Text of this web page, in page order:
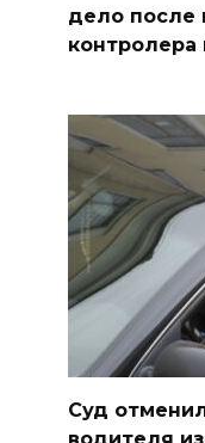
дело после
контролера
Суд
водителя